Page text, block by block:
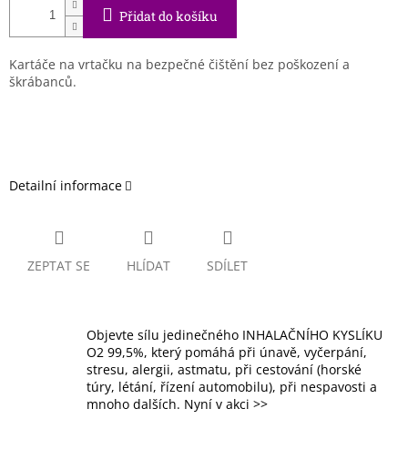
Přidat do košíku
Kartáče na vrtačku na bezpečné čištění bez poškození a
škrábanců.
Detailní informace
ZEPTAT SE HLÍDAT SDÍLET
Objevte sílu jedinečného INHALAČNÍHO KYSLÍKU
O2 99,5%, který pomáhá při únavě, vyčerpání,
stresu, alergii, astmatu, při cestování (horské
túry, létání, řízení automobilu), při nespavosti a
mnoho dalších. Nyní v akci >>